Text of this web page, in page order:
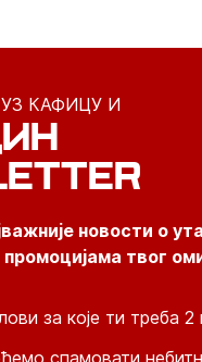
КАФИЦУ И
новости о
твог
за које ти треба 2
спамовати